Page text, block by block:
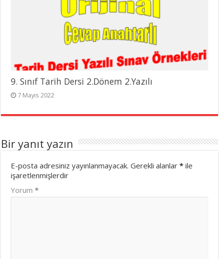
9. Sınıf Tarih Dersi 2.Dönem 2.Yazılı
7 Mayıs 2022
Bir yanıt yazın
E-posta adresiniz yayınlanmayacak. Gerekli alanlar* ile
işaretlenmişlerdir
Yorum*